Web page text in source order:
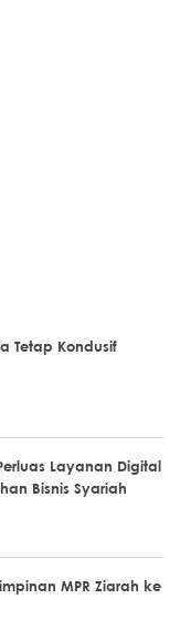
Tetap Kondusif
Layanan Digital
Bisnis Syariah
MPR Ziarah ke